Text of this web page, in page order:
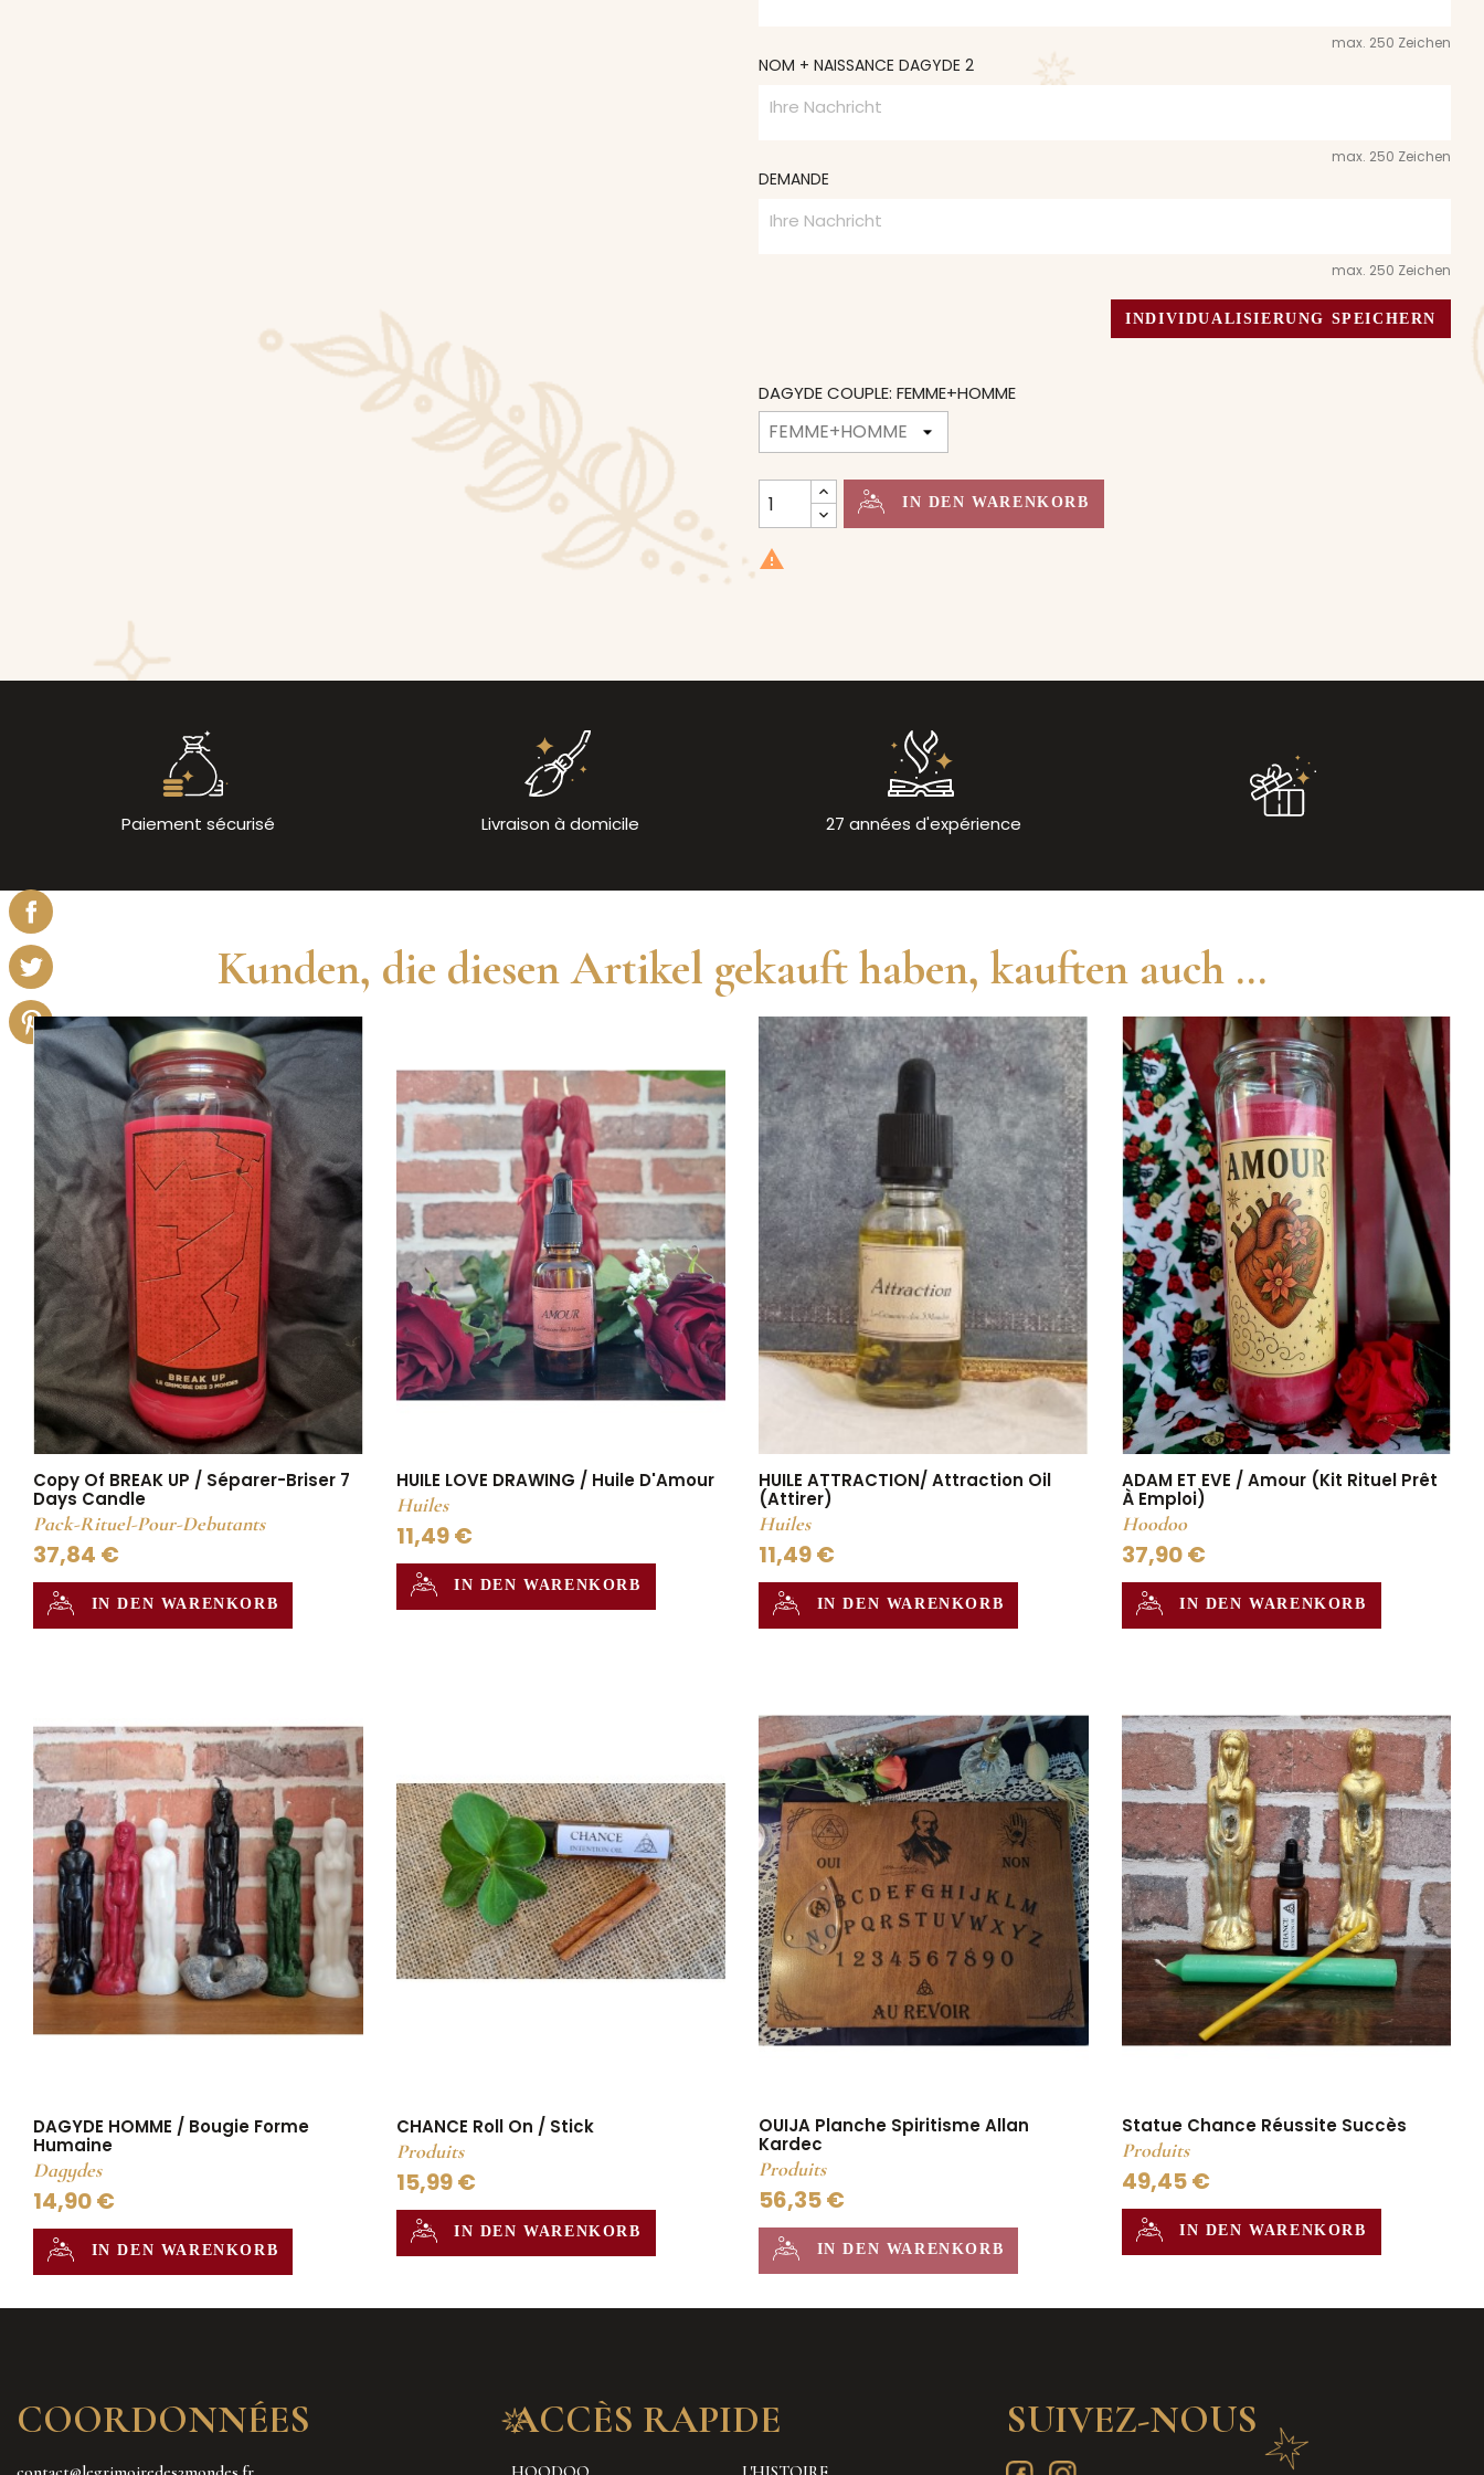
max. 250 Zeichen
NOM + NAISSANCE DAGYDE 2
max. 250 Zeichen
DEMANDE
max. 250 Zeichen
INDIVIDUALISIERUNG SPEICHERN
DAGYDE COUPLE: FEMME+HOMME
IN DEN WARENKORB

Paiement sécurisé Livraison à domicile 27 années d'expérience
Kunden, die diesen Artikel gekauft haben, kauften auch ...
Copy Of BREAK UP / Séparer-Briser 7
Days Candle
Pack-Rituel-Pour-Debutants
37,84 €
IN DEN WARENKORB
HUILE LOVE DRAWING / Huile D'Amour
Huiles
11,49 €
IN DEN WARENKORB
HUILE ATTRACTION/ Attraction Oil
(Attirer)
Huiles
11,49 €
IN DEN WARENKORB
ADAM ET EVE / Amour (Kit Rituel Prêt
À Emploi)
Hoodoo
37,90 €
IN DEN WARENKORB
DAGYDE HOMME / Bougie Forme
Humaine
Dagydes
14,90 €
IN DEN WARENKORB
CHANCE Roll On / Stick
Produits
15,99 €
IN DEN WARENKORB
OUIJA Planche Spiritisme Allan
Kardec
Produits
56,35 €
IN DEN WARENKORB
Statue Chance Réussite Succès
Produits
49,45 €
IN DEN WARENKORB
COORDONNÉES ACCÈS RAPIDE SUIVEZ-NOUS